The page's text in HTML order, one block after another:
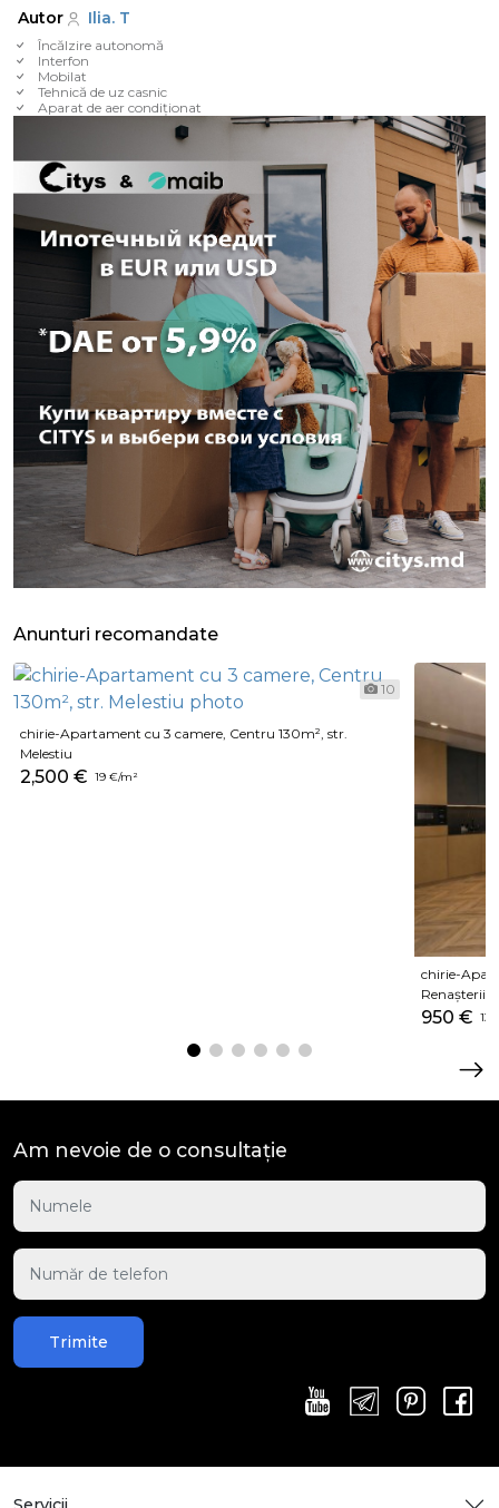
Autor
Ilia. T
Încălzire autonomă
Interfon
Mobilat
Tehnică de uz casnic
Aparat de aer condiționat
Anunturi recomandate
10
chirie-Apartament cu 3 camere, Centru 130m², str.
Melestiu
2,500 € 19 €/m²
chirie-
Renașterii
950 € 13
Am nevoie de o consultație
Trimite